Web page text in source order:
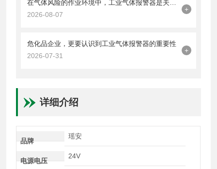
2026-08-07
+
危化品企业，更要认识到工业气体报警器的重要性
2026-07-31
+
详细介绍
品牌
瑶安
电源电压
24V